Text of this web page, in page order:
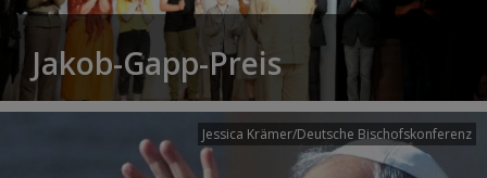
Jakob-Gapp-Preis
Jessica Krämer/Deutsche Bischofskonferenz